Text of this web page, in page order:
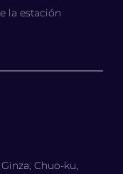
la estación
Ginza, Chuo-ku,